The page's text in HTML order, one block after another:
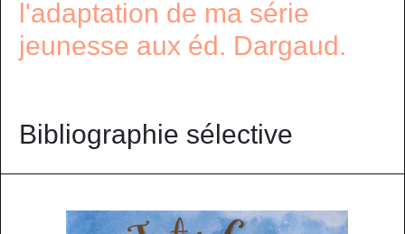
l'adaptation de ma série
jeunesse aux éd. Dargaud.
Bibliographie sélective